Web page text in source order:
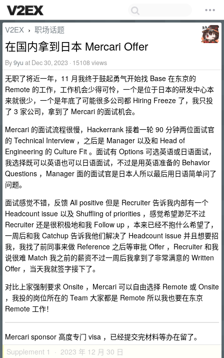
V2EX › 职场话题
在国内拿到日本 Mercari Offer
By9yu at Dec 30, 2023 · 15108 views
无职了将近一年，11 月我终于鼓起勇气开始找 Base 在东京的
Remote 的工作，工作机会少得可怜，一个是位于日本的研发中心本
来就很少，一个是年底了可能很多公司都 Hiring Freeze 了，我只投
了 3 家公司，拿到了 Mercari 的面试机会。
Mercari 的面试流程很慢，Hackerrank 接着一轮 90 分钟两位面试官
的 Technical Interview ，之后是 Manager 以及和 Head of
Engineering 的 Culture Fit 。面试有 Options 可选英语或日语面试，
我选择既可以英语也可以日语面试，不过是用英语准备的 Behavior
Questions ，Manager 面的面试官是日本人所以最后用日语简单问了
问题。
面试感觉不错，反馈 All positive 但是 Recruiter 告诉我内部有一个
Headcount issue 以及 Shuffling of priorities ，感觉希望渺茫不过
Recruiter 还是很积极地和我 Follow up ，本来已经不抱什么希望了，
一周后和我 Catchup 告诉我他们解决了 Headcount issue 并且想要招
我，我找了前同事来做 Reference 之后等审批 Offer ，Recruiter 和我
说很难 Match 我之前的薪资不过一周后我拿到了非常满意的 Written
Offer ，当天我就签字接下了。
对比上家强制要求 Onsite ，Mercari 可以自由选择 Remote 或 Onsite
，我投的岗位所在的 Team 大家都是 Remote 所以我也要在东京
Remote 工作！
Mercari sponsor 高度专门 visa ，已经提交完材料等办在留了。
Supplement 1 · 2023 年 12 月 30 日